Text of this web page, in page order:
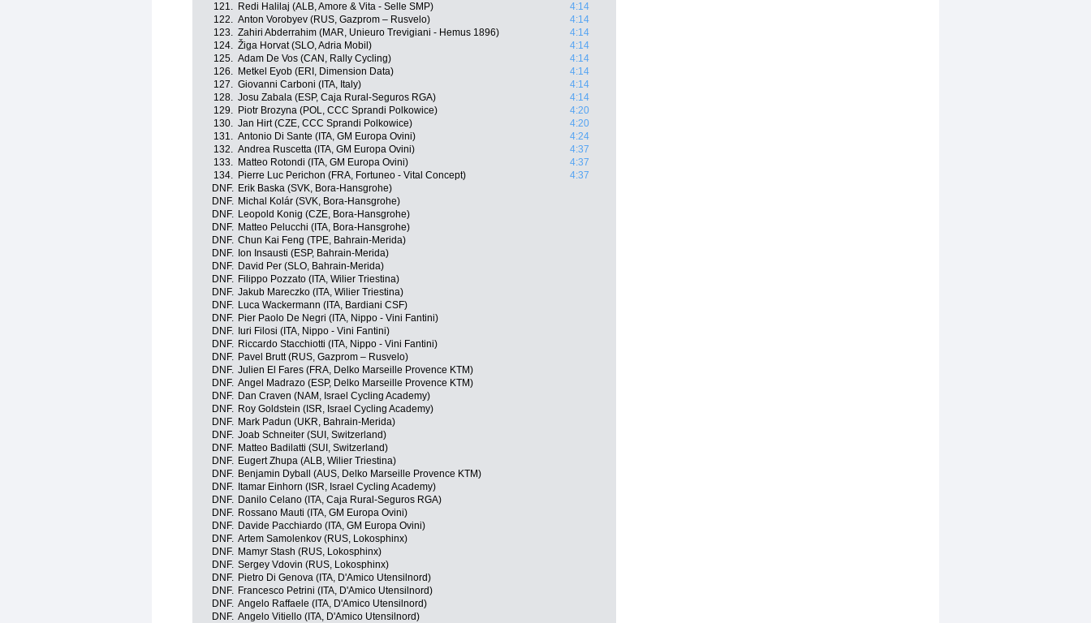
121.
Redi Halilaj (ALB, Amore & Vita - Selle SMP)
4:14
122. Anton Vorobyev (RUS, Gazprom – Rusvelo)
4:14
123. Zahiri Abderrahim (MAR, Unieuro Trevigiani - Hemus 1896)
4:14
124. Žiga Horvat (SLO, Adria Mobil)
4:14
125. Adam De Vos (CAN, Rally Cycling)
4:14
126.
Metkel Eyob (ERI, Dimension Data)
4:14
127. Giovanni Carboni (ITA, Italy)
4:14
128. Josu Zabala (ESP, Caja Rural-Seguros RGA)
4:14
129.
Piotr Brozyna (POL, CCC Sprandi Polkowice)
4:20
130. Jan Hirt (CZE, CCC Sprandi Polkowice)
4:20
131. Antonio Di Sante (ITA, GM Europa Ovini)
4:24
132. Andrea Ruscetta (ITA, GM Europa Ovini)
4:37
133.
Matteo Rotondi (ITA, GM Europa Ovini)
4:37
134.
Pierre Luc Perichon (FRA, Fortuneo - Vital Concept)
4:37
DNF. Erik Baska (SVK, Bora-Hansgrohe)
DNF. Michal Kolár (SVK, Bora-Hansgrohe)
DNF. Leopold Konig (CZE, Bora-Hansgrohe)
DNF. Matteo Pelucchi (ITA, Bora-Hansgrohe)
DNF. Chun Kai Feng (TPE, Bahrain-Merida)
DNF. Ion Insausti (ESP, Bahrain-Merida)
DNF. David Per (SLO, Bahrain-Merida)
DNF. Filippo Pozzato (ITA, Wilier Triestina)
DNF. Jakub Mareczko (ITA, Wilier Triestina)
DNF. Luca Wackermann (ITA, Bardiani CSF)
DNF. Pier Paolo De Negri (ITA, Nippo - Vini Fantini)
DNF. Iuri Filosi (ITA, Nippo - Vini Fantini)
DNF. Riccardo Stacchiotti (ITA, Nippo - Vini Fantini)
DNF. Pavel Brutt (RUS, Gazprom – Rusvelo)
DNF. Julien El Fares (FRA, Delko Marseille Provence KTM)
DNF. Angel Madrazo (ESP, Delko Marseille Provence KTM)
DNF. Dan Craven (NAM, Israel Cycling Academy)
DNF. Roy Goldstein (ISR, Israel Cycling Academy)
DNF. Mark Padun (UKR, Bahrain-Merida)
DNF. Joab Schneiter (SUI, Switzerland)
DNF. Matteo Badilatti (SUI, Switzerland)
DNF. Eugert Zhupa (ALB, Wilier Triestina)
DNF. Benjamin Dyball (AUS, Delko Marseille Provence KTM)
DNF. Itamar Einhorn (ISR, Israel Cycling Academy)
DNF. Danilo Celano (ITA, Caja Rural-Seguros RGA)
DNF. Rossano Mauti (ITA, GM Europa Ovini)
DNF. Davide Pacchiardo (ITA, GM Europa Ovini)
DNF. Artem Samolenkov (RUS, Lokosphinx)
DNF. Mamyr Stash (RUS, Lokosphinx)
DNF. Sergey Vdovin (RUS, Lokosphinx)
DNF. Pietro Di Genova (ITA, D'Amico Utensilnord)
DNF. Francesco Petrini (ITA, D'Amico Utensilnord)
DNF. Angelo Raffaele (ITA, D'Amico Utensilnord)
DNF. Angelo Vitiello (ITA, D'Amico Utensilnord)